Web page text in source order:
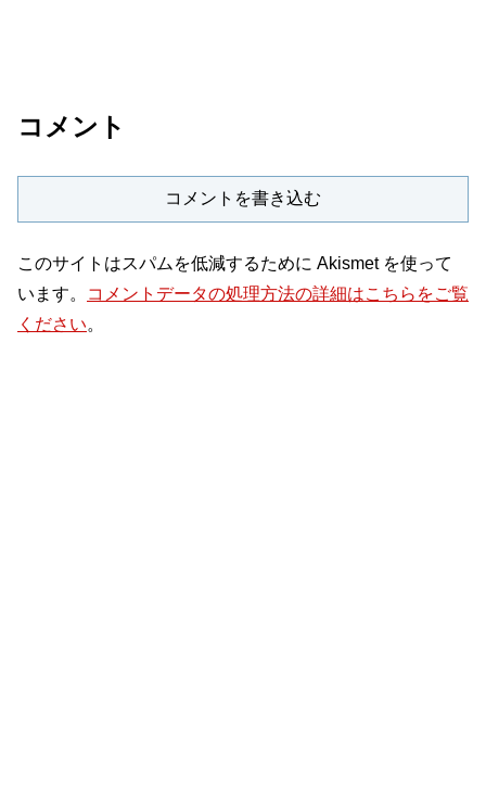
コメント
コメントを書き込む
このサイトはスパムを低減するために Akismet を使って
います。
コメントデータの処理方法の詳細はこちらをご覧
ください。